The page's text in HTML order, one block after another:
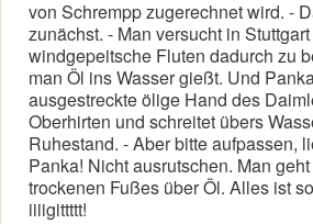
von Schrempp zugerechnet wird. -
zunächst. - Man versucht in
windgepeitsche Fluten dadurch zu
man Öl ins Wasser gießt. Und
ausgestreckte ölige Hand des
Oberhirten und schreitet übers
Ruhestand. - Aber bitte aufpassen,
Panka! Nicht ausrutschen. Man
trockenen Fußes über Öl. Alles ist
iiiigittttt!